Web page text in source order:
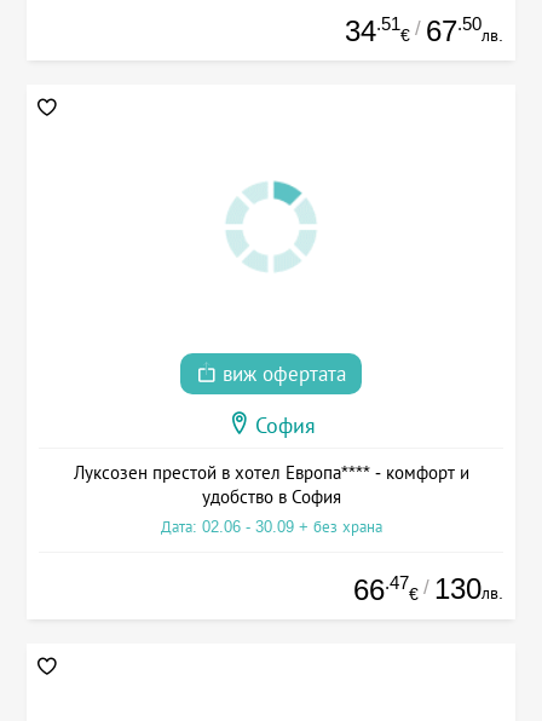
34.51
€ / 67.50
лв.
виж офертата
София
Луксозен престой в хотел Европа**** - комфорт и
удобство в София
Дата: 02.06 - 30.09 + без храна
66.47
€ / 130лв.